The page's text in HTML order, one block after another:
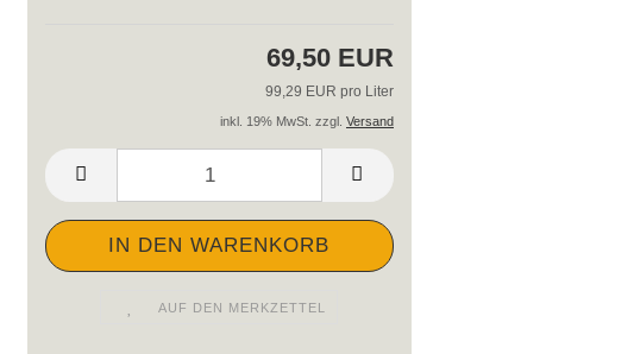
69,50 EUR
99,29 EUR pro Liter
inkl. 19% MwSt. zzgl. Versand
AUF DEN MERKZETTEL